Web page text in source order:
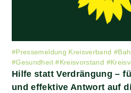
#Pressemeldung Kreisverband #
#Gesundheit #Kreisvorstand #
Hilfe statt Verdrängung –
und effektive Antwort auf